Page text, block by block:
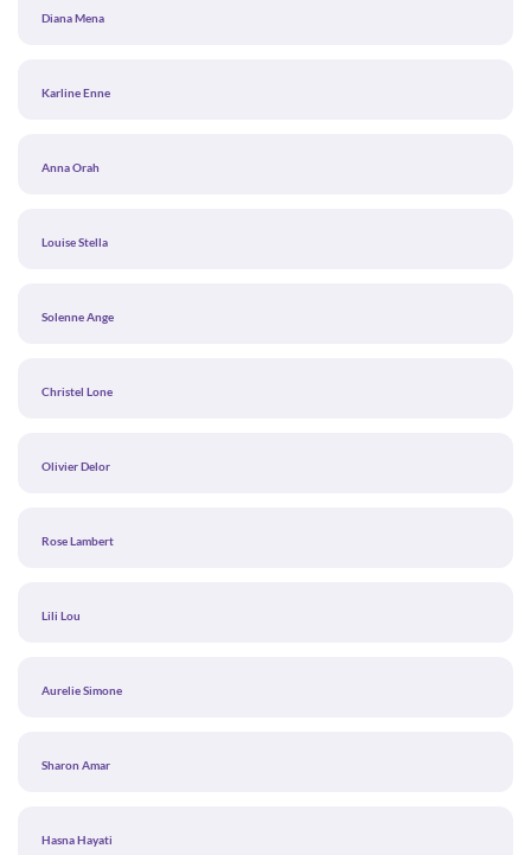
Diana Mena
Karline Enne
Anna Orah
Louise Stella
Solenne Ange
Christel Lone
Olivier Delor
Rose Lambert
Lili Lou
Aurelie Simone
Sharon Amar
Hasna Hayati